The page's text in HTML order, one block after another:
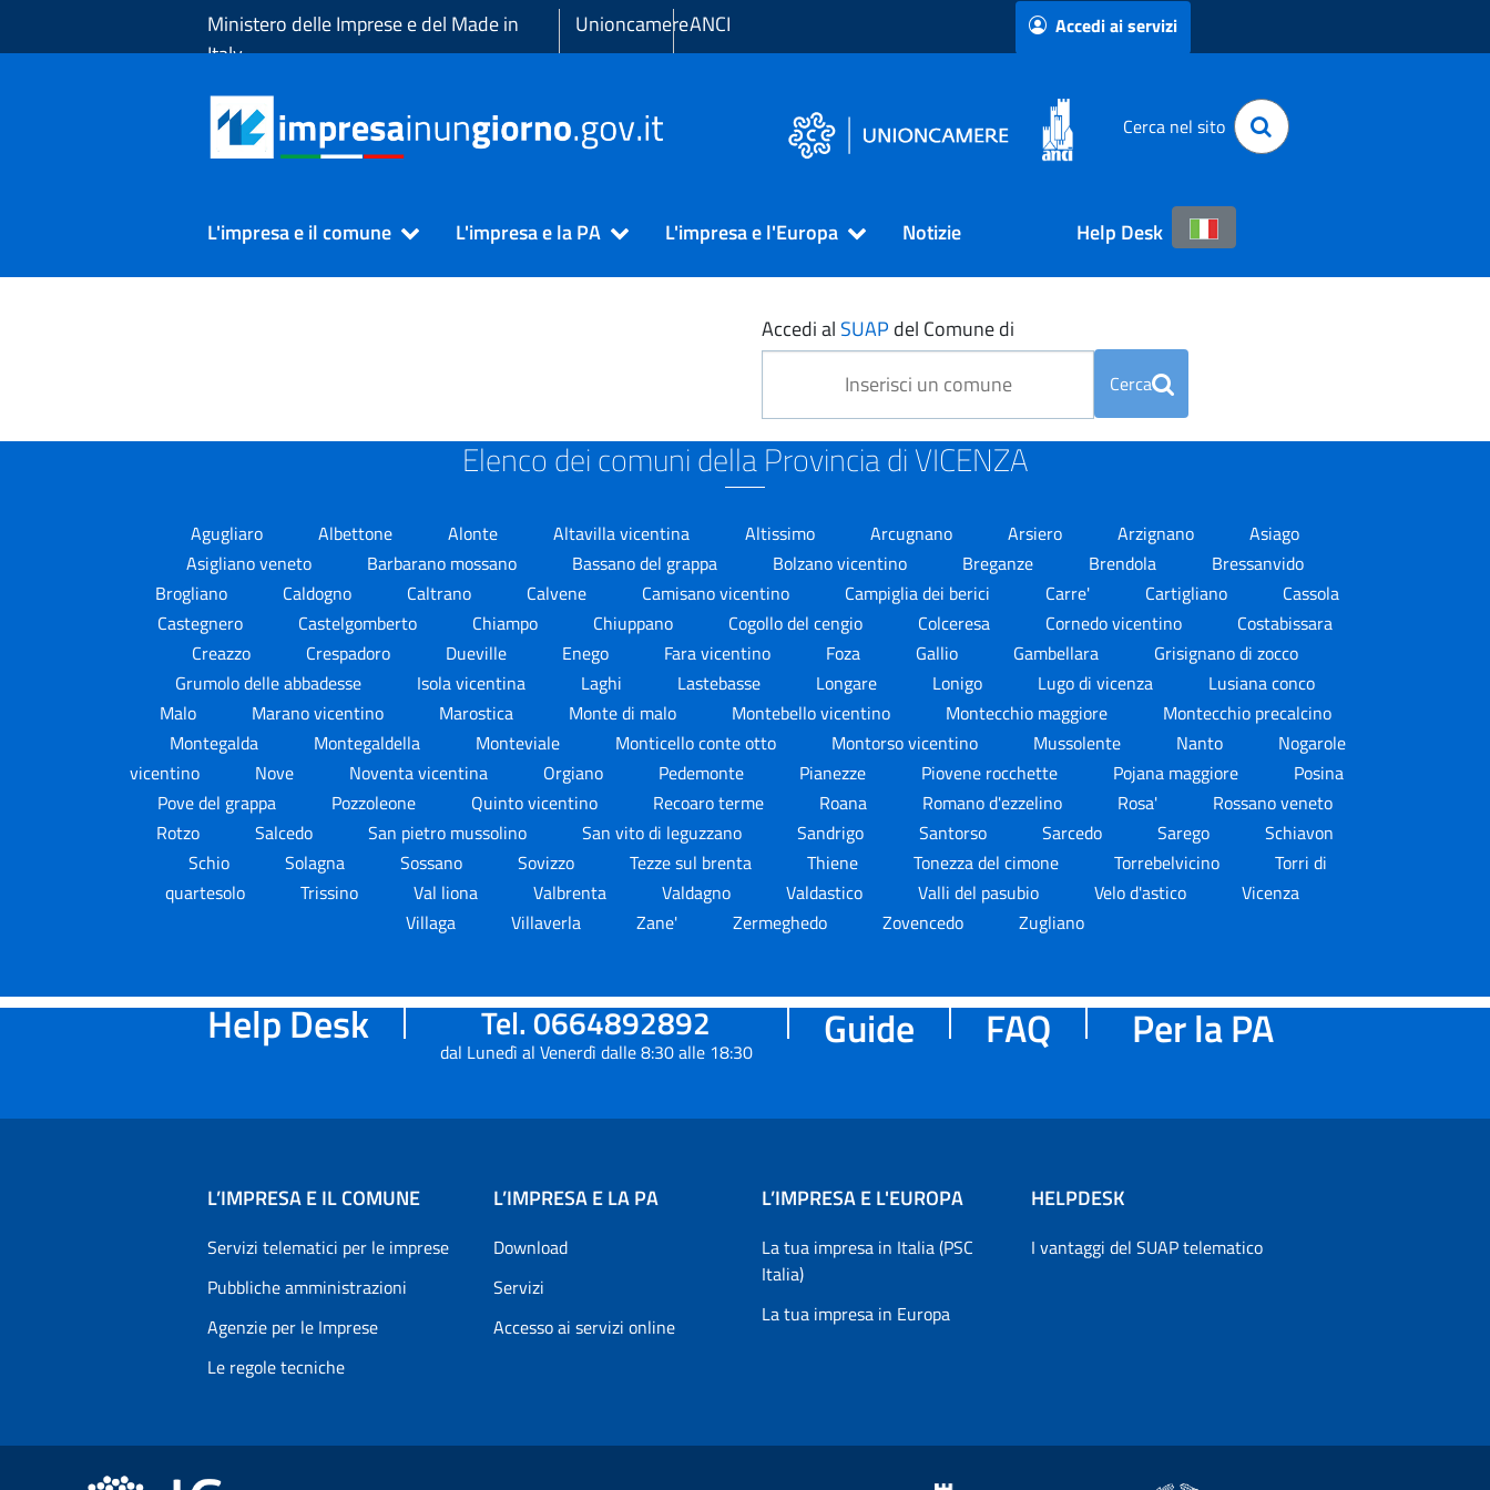
Ministero delle Imprese e del Made in
Italy
UnioncamereANCI Accedi ai servizi
Cerca nel sito
L'impresa e il comune L'impresa e la PA L'impresa e l'Europa Notizie Help Desk
Accedi al SUAP del Comune di
Cerca
Elenco dei comuni della Provincia di VICENZA
Agugliaro Albettone Alonte Altavilla vicentina Altissimo Arcugnano Arsiero Arzignano
Asiago
Asigliano veneto
Barbarano mossano Bassano del grappa Bolzano vicentino Breganze Brendola
Bressanvido
Brogliano
Caldogno Caltrano Calvene Camisano vicentino Campiglia dei berici Carre' Cartigliano
Cassola
Castegnero
Castelgomberto Chiampo Chiuppano Cogollo del cengio Colceresa Cornedo vicentino
Costabissara
Creazzo
Crespadoro Dueville Enego Fara vicentino Foza Gallio Gambellara
Grisignano di zocco
Grumolo delle abbadesse
Isola vicentina Laghi Lastebasse Longare Lonigo Lugo di vicenza
Lusiana conco
Malo
Marano vicentino Marostica Monte di malo Montebello vicentino Montecchio maggiore
Montecchio precalcino
Montegalda
Montegaldella Monteviale Monticello conte otto Montorso vicentino Mussolente Nanto
Nogarole
vicentino
Nove Noventa vicentina Orgiano Pedemonte Pianezze Piovene rocchette Pojana maggiore
Posina
Pove del grappa
Pozzoleone Quinto vicentino Recoaro terme Roana Romano d'ezzelino Rosa'
Rossano veneto
Rotzo
Salcedo San pietro mussolino San vito di leguzzano Sandrigo Santorso Sarcedo Sarego
Schiavon
Schio
Solagna Sossano Sovizzo Tezze sul brenta Thiene Tonezza del cimone Torrebelvicino
Torri di
quartesolo
Trissino Val liona Valbrenta Valdagno Valdastico Valli del pasubio Velo d'astico
Vicenza
Villaga
Villaverla Zane' Zermeghedo Zovencedo Zugliano
Help Desk Tel. 0664892892
dal Lunedì al Venerdì dalle 8:30 alle 18:30 Guide FAQ Per la PA
L’IMPRESA E IL COMUNE
Servizi telematici per le imprese
Pubbliche amministrazioni
Agenzie per le Imprese
Le regole tecniche
L’IMPRESA E LA PA
Download
Servizi
Accesso ai servizi online
L’IMPRESA E L'EUROPA
La tua impresa in Italia (PSC
Italia)
La tua impresa in Europa
HELPDESK
I vantaggi del SUAP telematico